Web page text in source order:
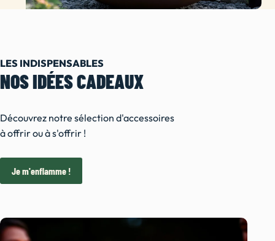
LES INDISPENSABLES
NOS IDÉES CADEAUX
Découvrez notre sélection d'accessoires
à offrir ou à s'offrir !
Je m'enflamme !